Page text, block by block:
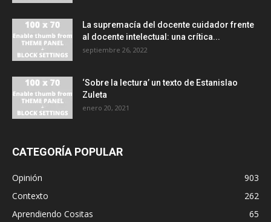
La supremacía del docente cuidador frente
al docente intelectual: una crítica...
septiembre 26, 2022
‘Sobre la lectura’ un texto de Estanislao
Zuleta
enero 20, 2021
CATEGORÍA POPULAR
Opinión
903
Contexto
262
Aprendiendo Cositas
65